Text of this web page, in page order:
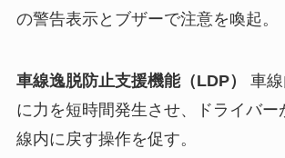
の警告表示とブザーで注意を喚起。
車線逸脱防止支援機能（LDP） 車
に力を短時間発生させ、ドライバー
線内に戻す操作を促す。